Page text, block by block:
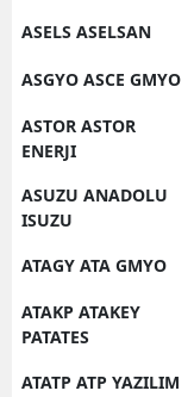
ASELS ASELSAN
ASGYO ASCE GMYO
ASTOR ASTOR
ENERJI
ASUZU ANADOLU
ISUZU
ATAGY ATA GMYO
ATAKP ATAKEY
PATATES
ATATP ATP YAZILIM